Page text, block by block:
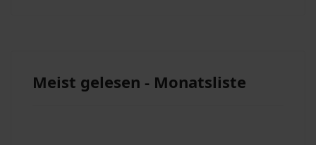
Meist gelesen - Monatsliste